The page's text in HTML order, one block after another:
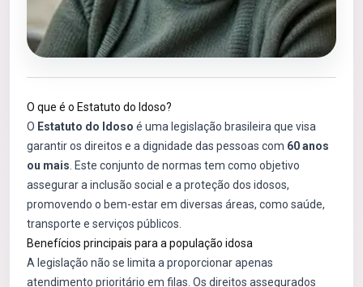
O que é o Estatuto do Idoso?
O Estatuto do Idoso é uma legislação brasileira que visa
garantir os direitos e a dignidade das pessoas com 60 anos
ou mais . Este conjunto de normas tem como objetivo
assegurar a inclusão social e a proteção dos idosos,
promovendo o bem-estar em diversas áreas, como saúde,
transporte e serviços públicos.
Benefícios principais para a população idosa
A legislação não se limita a proporcionar apenas
atendimento prioritário em filas. Os direitos assegurados